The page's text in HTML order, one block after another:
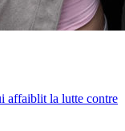
affaiblit la lutte contre